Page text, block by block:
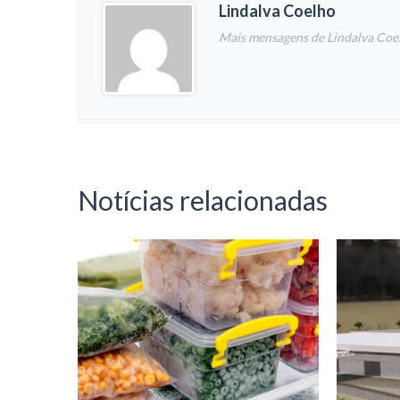
Lindalva Coelho
Mais mensagens de Lindalva
Notícias relacionadas